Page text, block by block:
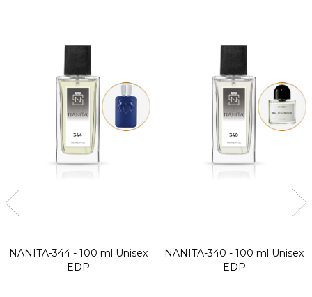
NANITA-344 - 100 ml Unisex
EDP
NANITA-340 - 100 ml Unisex
EDP